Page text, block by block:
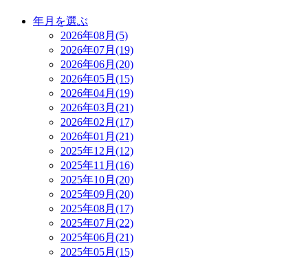
年月を選ぶ
2026年08月(5)
2026年07月(19)
2026年06月(20)
2026年05月(15)
2026年04月(19)
2026年03月(21)
2026年02月(17)
2026年01月(21)
2025年12月(12)
2025年11月(16)
2025年10月(20)
2025年09月(20)
2025年08月(17)
2025年07月(22)
2025年06月(21)
2025年05月(15)